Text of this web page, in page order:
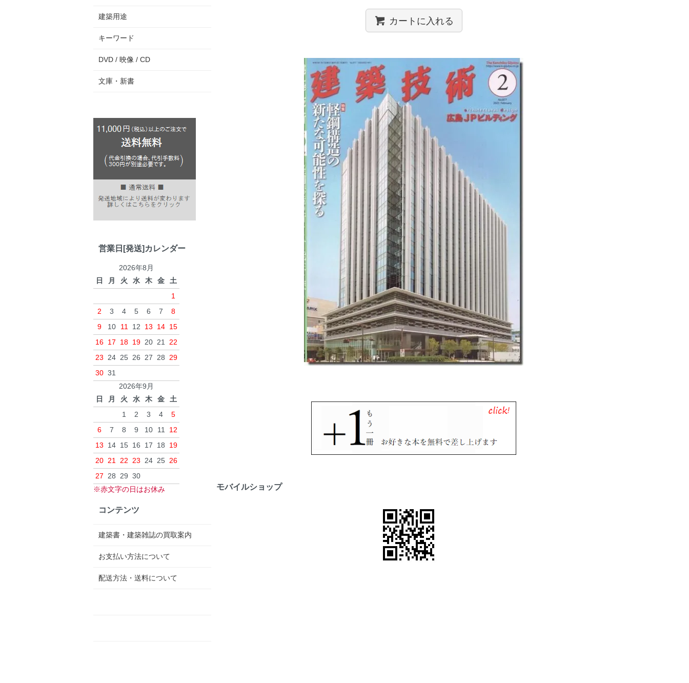
カートに入れる
建築用途
キーワード
DVD / 映像 / CD
文庫・新書
営業日[発送]カレンダー
2026年8月
日
月 火 水 木 金
土
1
2
3 4 5 6 7
8
9
10 11 12 13 14 15
16 17 18 19 20 21 22
23 24 25 26 27 28 29
30 31
2026年9月
日
月 火 水 木 金
土
1
2 3 4
5
6
7 8 9 10 11
12
13
14 15 16 17 18
19
20 21 22 23 24 25 26
27 28 29 30
※赤文字の日はお休み
コンテンツ
建築書・建築雑誌の買取案内
お支払い方法について
配送方法・送料について
モバイルショップ